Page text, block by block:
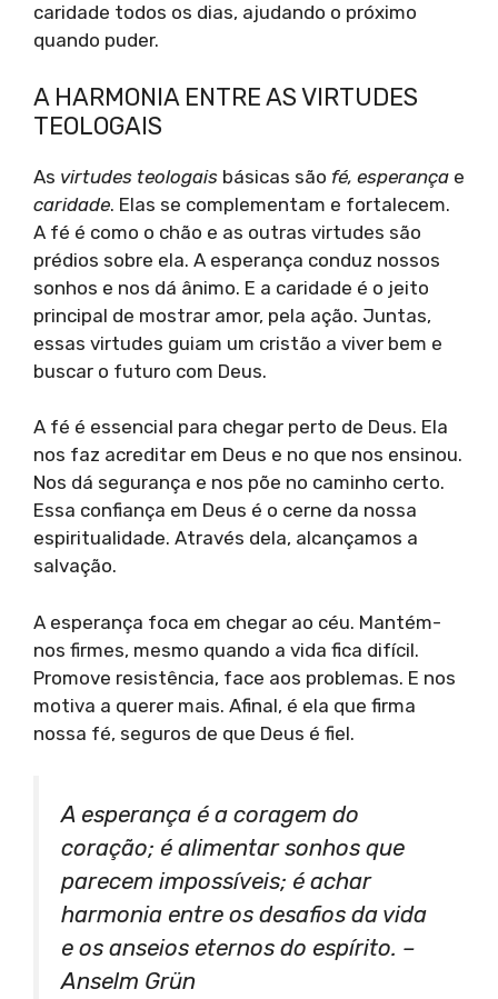
caridade todos os dias, ajudando o próximo
quando puder.
A HARMONIA ENTRE AS VIRTUDES
TEOLOGAIS
As virtudes teologais básicas são fé, esperança e
caridade. Elas se complementam e fortalecem.
A fé é como o chão e as outras virtudes são
prédios sobre ela. A esperança conduz nossos
sonhos e nos dá ânimo. E a caridade é o jeito
principal de mostrar amor, pela ação. Juntas,
essas virtudes guiam um cristão a viver bem e
buscar o futuro com Deus.
A fé é essencial para chegar perto de Deus. Ela
nos faz acreditar em Deus e no que nos ensinou.
Nos dá segurança e nos põe no caminho certo.
Essa confiança em Deus é o cerne da nossa
espiritualidade. Através dela, alcançamos a
salvação.
A esperança foca em chegar ao céu. Mantém-
nos firmes, mesmo quando a vida fica difícil.
Promove resistência, face aos problemas. E nos
motiva a querer mais. Afinal, é ela que firma
nossa fé, seguros de que Deus é fiel.
A esperança é a coragem do
coração; é alimentar sonhos que
parecem impossíveis; é achar
harmonia entre os desafios da vida
e os anseios eternos do espírito. –
Anselm Grün